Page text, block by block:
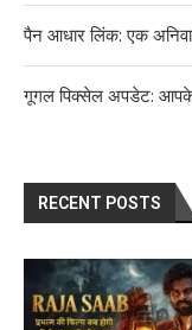
पैन आधार लिंक: एक
गूगल पिक्सेल अपडेट: आपके
RECENT POSTS